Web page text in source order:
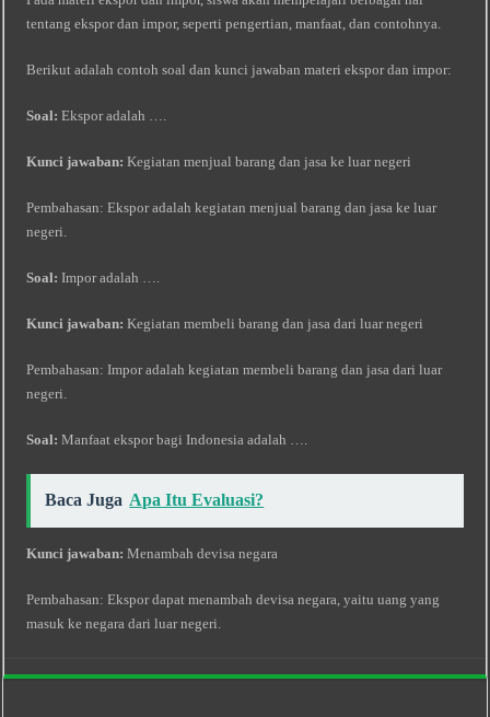
tentang ekspor dan impor, seperti pengertian, manfaat, dan contohnya.
Berikut adalah contoh soal dan kunci jawaban materi ekspor dan impor:
Soal: Ekspor adalah ….
Kunci jawaban: Kegiatan menjual barang dan jasa ke luar negeri
Pembahasan: Ekspor adalah kegiatan menjual barang dan jasa ke luar
negeri.
Soal: Impor adalah ….
Kunci jawaban: Kegiatan membeli barang dan jasa dari luar negeri
Pembahasan: Impor adalah kegiatan membeli barang dan jasa dari luar
negeri.
Soal: Manfaat ekspor bagi Indonesia adalah ….
Baca Juga Apa Itu Evaluasi?
Kunci jawaban: Menambah devisa negara
Pembahasan: Ekspor dapat menambah devisa negara, yaitu uang yang
masuk ke negara dari luar negeri.